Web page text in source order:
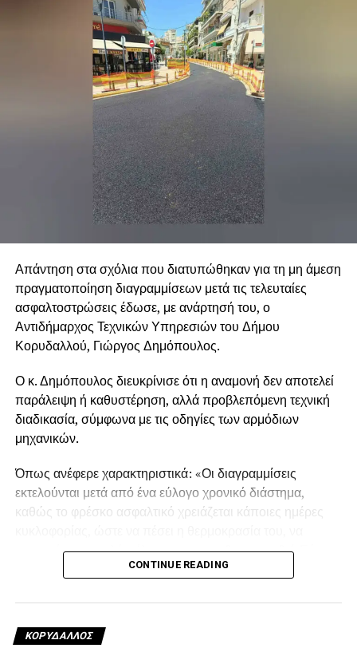
Απάντηση στα σχόλια που διατυπώθηκαν για τη μη άμεση
πραγματοποίηση διαγραμμίσεων μετά τις τελευταίες
ασφαλτοστρώσεις έδωσε, με ανάρτησή του, ο
Αντιδήμαρχος Τεχνικών Υπηρεσιών του Δήμου
Κορυδαλλού, Γιώργος Δημόπουλος.
Ο κ. Δημόπουλος διευκρίνισε ότι η αναμονή δεν αποτελεί
παράλειψη ή καθυστέρηση, αλλά προβλεπόμενη τεχνική
διαδικασία, σύμφωνα με τις οδηγίες των αρμόδιων
μηχανικών.
Όπως ανέφερε χαρακτηριστικά: «Οι διαγραμμίσεις
εκτελούνται μετά από ένα εύλογο χρονικό διάστημα,
καθώς το φρέσκο ασφαλτικό χρειάζεται κάποιες ημέρες
σταματήσει να εκλύει έλαια και να σταθεροποιηθεί. Εάν η
διαγράμμιση γίνει αμέσως μετά την ασφαλτόστρωση, η
ξεφτίζει.
Συνήθως απαιτείται χρονικό διάστημα περίπου τεσσάρων
CONTINUE READING
ΚΟΡΥΔΑΛΛΟΣ